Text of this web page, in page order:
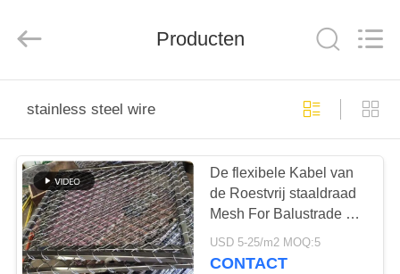
PRODUCTEN
ONGEVEER
ONS
Wire
Mesh
Rights
Producten
stainless steel wire
De flexibele Kabel van
de Roestvrij staaldraad
Mesh For Balustrade Or
Railing
USD 5-25/m2 MOQ:5
CONTACT